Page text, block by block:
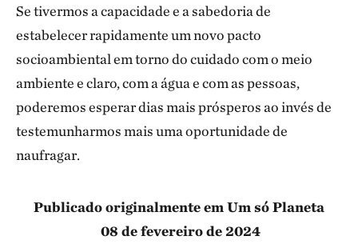
Se tivermos a capacidade e a sabedoria de
estabelecer rapidamente um novo pacto
socioambiental em torno do cuidado com o meio
ambiente e claro, com a água e com as pessoas,
poderemos esperar dias mais prósperos ao invés de
testemunharmos mais uma oportunidade de
naufragar.
Publicado originalmente em Um só Planeta
08 de fevereiro de 2024